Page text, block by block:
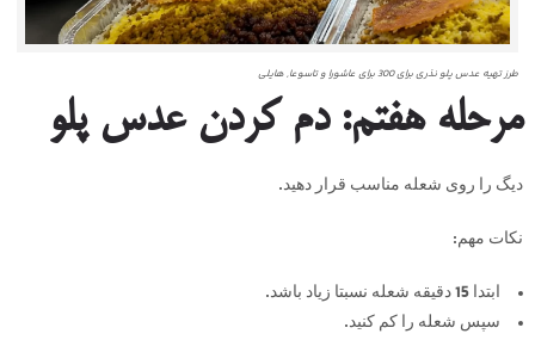
طرز تهیه عدس پلو نذری برای 300 برای عاشورا و تاسوعا, هایلی
مرحله هفتم: دم کردن عدس پلو
دیگ را روی شعله مناسب قرار دهید.
نکات مهم:
ابتدا 15 دقیقه شعله نسبتا زیاد باشد.
سپس شعله را کم کنید.